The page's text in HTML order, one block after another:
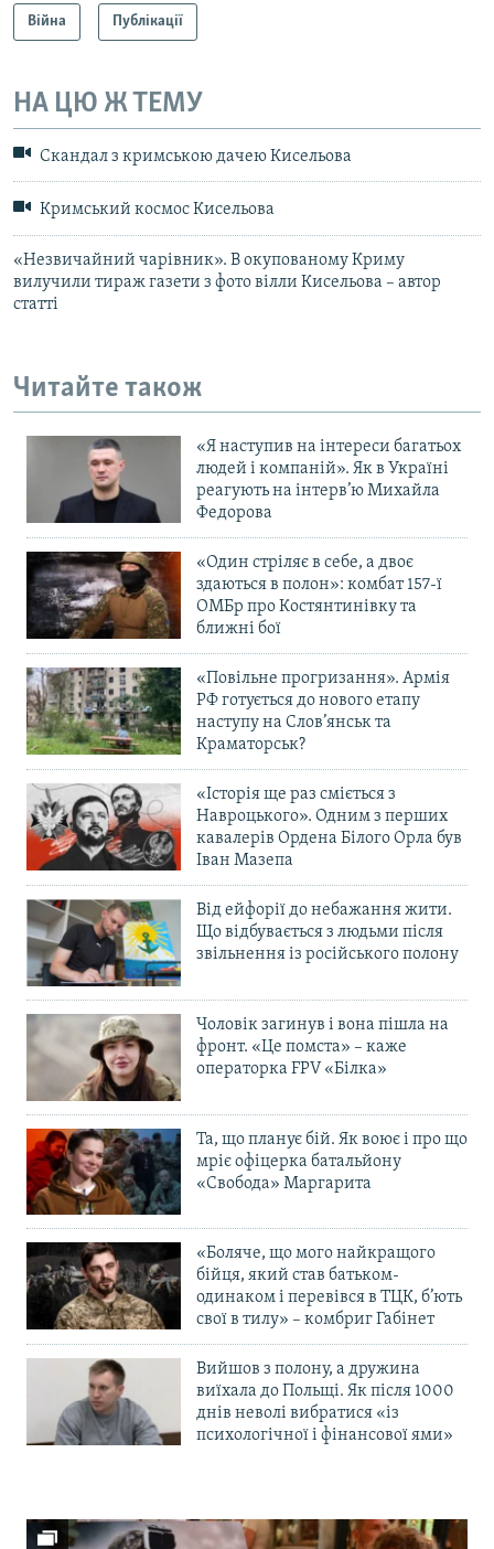
Війна Публікації
НА ЦЮ Ж ТЕМУ
Скандал з кримською дачею Кисельова
Кримський космос Кисельова
«Незвичайний чарівник». В окупованому Криму
вилучили тираж газети з фото вілли Кисельова – автор
статті
Читайте також
«Я наступив на інтереси багатьох
людей і компаній». Як в Україні
реагують на інтерв’ю Михайла
Федорова
«Один стріляє в себе, а двоє
здаються в полон»: комбат 157-ї
ОМБр про Костянтинівку та
ближні бої
«Повільне прогризання». Армія
РФ готується до нового етапу
наступу на Слов’янськ та
Краматорськ?
«Історія ще раз сміється з
Навроцького». Одним з перших
кавалерів Ордена Білого Орла був
Іван Мазепа
Від ейфорії до небажання жити.
Що відбувається з людьми після
звільнення із російського полону
Чоловік загинув і вона пішла на
фронт. «Це помста» – каже
операторка FPV «Білка»
Та, що планує бій. Як воює і про що
мріє офіцерка батальйону
«Свобода» Маргарита
«Боляче, що мого найкращого
бійця, який став батьком-
одинаком і перевівся в ТЦК, б’ють
свої в тилу» – комбриг Габінет
Вийшов з полону, а дружина
виїхала до Польщі. Як після 1000
днів неволі вибратися «із
психологічної і фінансової ями»